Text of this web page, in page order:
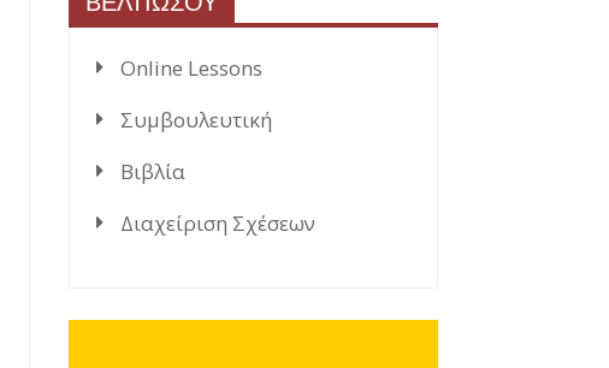
Online Lessons
Συμβουλευτική
Βιβλία
Διαχείριση Σχέσεων